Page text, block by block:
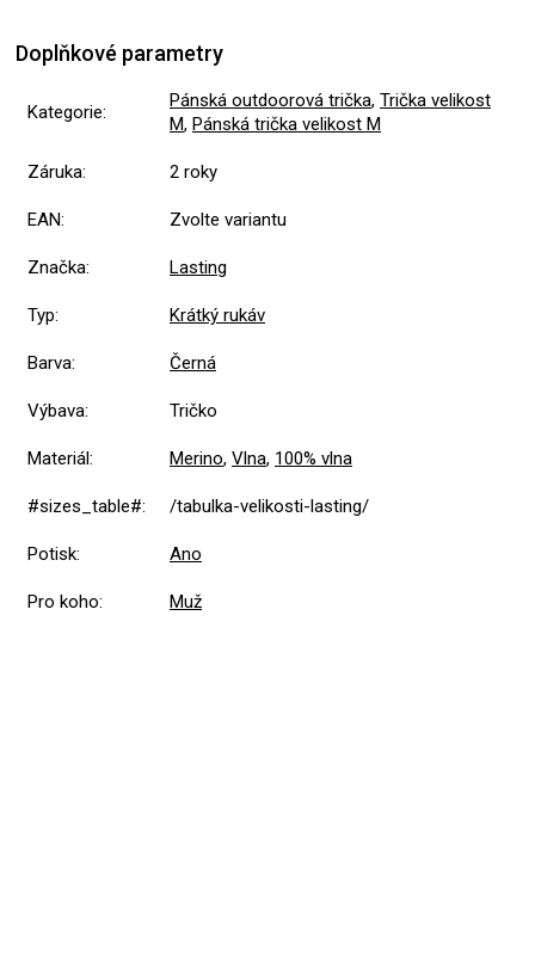
Doplňkové parametry
Kategorie:
Pánská outdoorová trička, Trička velikost
M, Pánská trička velikost M
Záruka: 2 roky
EAN: Zvolte variantu
Značka: Lasting
Typ: Krátký rukáv
Barva: Černá
Výbava: Tričko
Materiál: Merino, Vlna, 100% vlna
#sizes_table#: /tabulka-velikosti-lasting/
Potisk: Ano
Pro koho: Muž